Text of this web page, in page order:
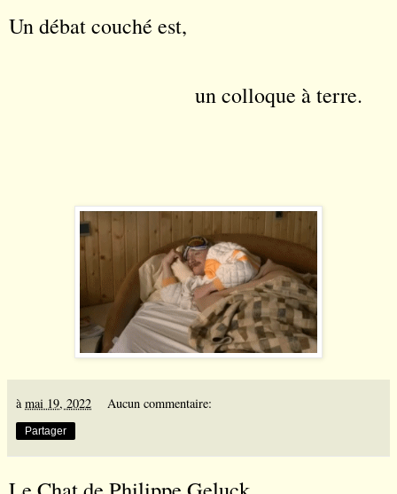
Un débat couché est,
un colloque à terre.
àmai 19, 2022 Aucun commentaire:
Partager